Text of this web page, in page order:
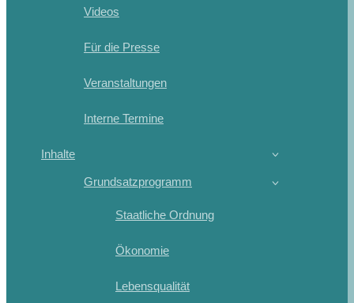
Videos
Für die Presse
Veranstaltungen
Interne Termine
Inhalte
Grundsatzprogramm
Staatliche Ordnung
Ökonomie
Lebensqualität